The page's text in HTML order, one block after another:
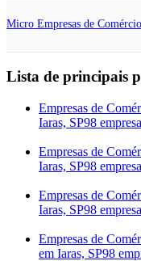
Micro Empresas de
Lista de principais
Empresas de
Iaras, SP98
Empresas de
Iaras, SP98
Empresas de
Iaras, SP98
Empresas de
em Iaras, SP98